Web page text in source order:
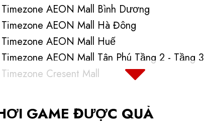
Timezone AEON Mall Bình Dương
Timezone AEON Mall Hà Đông
Timezone AEON Mall Huế
Timezone AEON Mall Tân Phú Tầng 2 - Tầng 3
Timezone Cresent Mall
Timezone Hanoi Centre
Timezone LOTTE MART Cần Thơ
GAME ĐƯỢC QUÀ